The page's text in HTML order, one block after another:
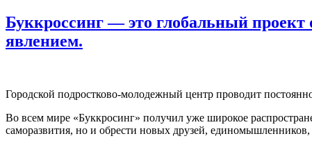
Буккроссинг — это глобальный
явлением.
Городской подростково-молодежный центр проводит
Во всем мире «Буккросинг» получил уже широкое
саморазвития, но и обрести новых друзей, единомышленников,